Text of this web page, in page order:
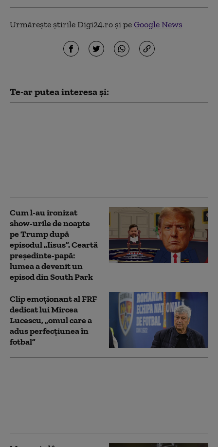
Urmărește știrile Digi24.ro și peGoogle News
Te-ar putea interesa și:
Cum l-au ironizat
show-urile de noapte
pe Trump după
episodul „Iisus”. Ceartă
președinte-papă:
lumea a devenit un
episod din South Park
Clip emoționant al FRF
dedicat lui Mircea
Lucescu, „omul care a
adus perfecțiunea în
fotbal”